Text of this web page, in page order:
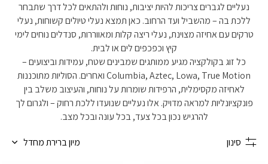
נעליים לגברים צריכות להיות יציבות, נוחות ולהתאים לכל דרך שתבחר
ללכת בה – מהשביל ועד הרחוב. כאן תמצא נעלי טיולים קשוחות, נעלי
טרקים עם אחיזה מצוינת, נעלי ריצה קלות ומאווררות, סנדלים נוחים לימי
קיץ וכפכפים לים או לבית.
כל זוג בקולקציה מגיע ממותגים שמבינים שטח, עמידות וביצועים –
Columbia, Aztec, Lowa, True Motion ואחרים. הסוליות מתוכננות
לאחיזה מקסימלית, הרפידות שומרות על נוחות, והעיצוב משלב בין
פונקציונליות למראה מדויק. אלו נעליים שנועדו ללכת רחוק – ולגרום לך
להרגיש נכון בכל צעד, בכל עונה ובכל מצב.
סינון מיון ברירת מחדל